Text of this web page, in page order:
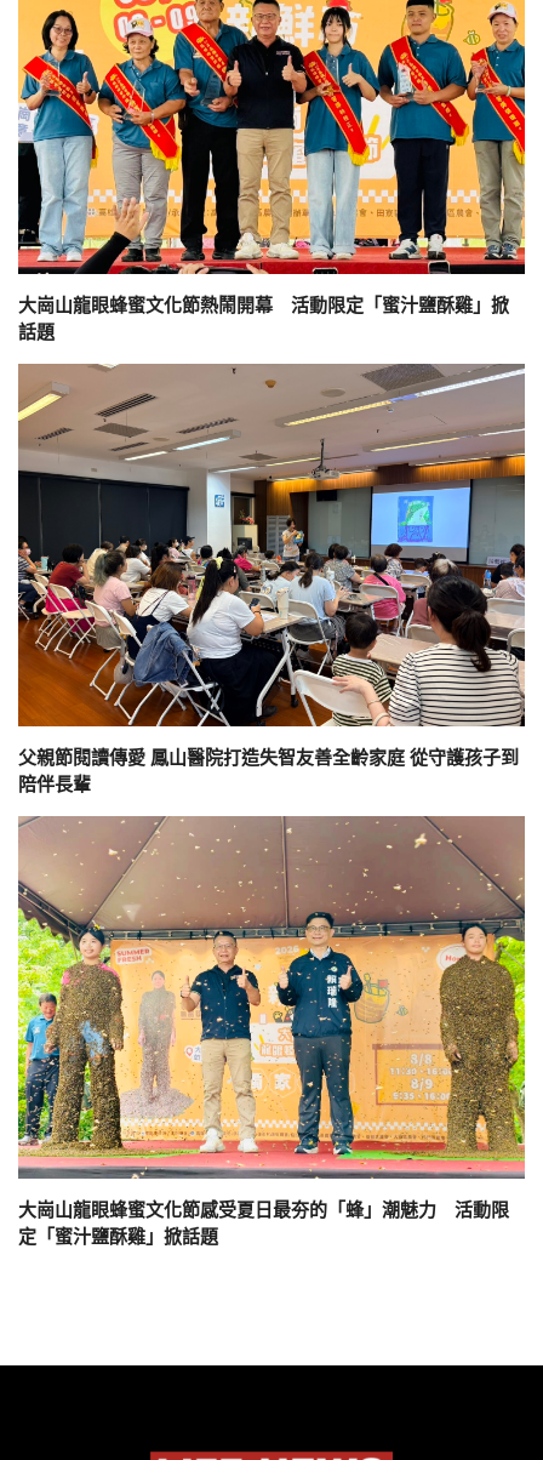
大崗山龍眼蜂蜜文化節熱鬧開幕 活動限定「蜜汁鹽酥雞」掀
話題
父親節閱讀傳愛 鳳山醫院打造失智友善全齡家庭 從守護孩子到
陪伴長輩
大崗山龍眼蜂蜜文化節感受夏日最夯的「蜂」潮魅力 活動限
定「蜜汁鹽酥雞」掀話題